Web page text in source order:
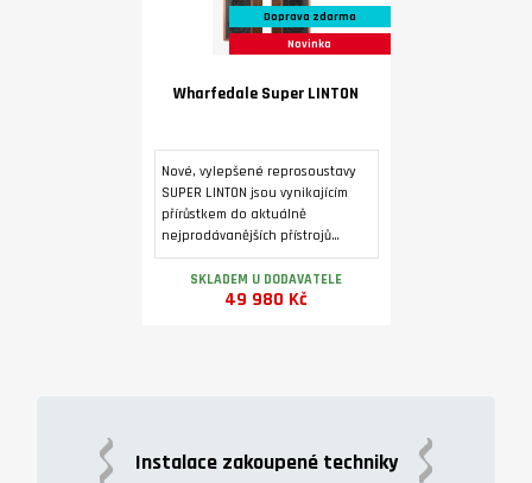
Doprava zdarma
Novinka
Wharfedale Super LINTON
Nové, vylepšené reprosoustavy
SUPER LINTON jsou vynikajícím
přírůstkem do aktuálně
nejprodávanějších přístrojů
Heritage. Povrchová úprava je
dýhou ve třech barevných
variantách.
SKLADEM U DODAVATELE
49 980 Kč
Instalace zakoupené techniky